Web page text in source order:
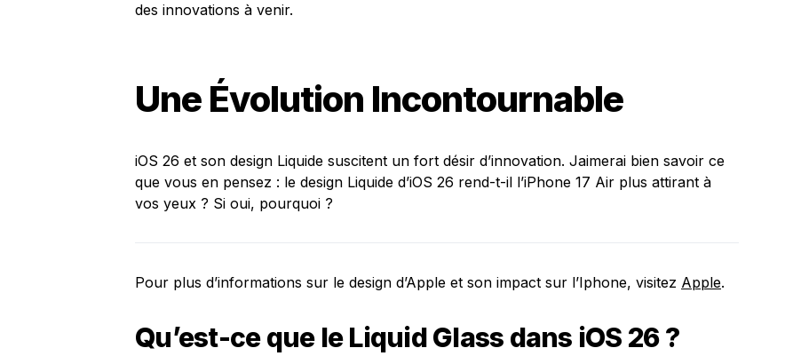
des innovations à venir.
Une Évolution Incontournable
iOS 26 et son design Liquide suscitent un fort désir d’innovation. Jaimerai bien savoir ce
que vous en pensez : le design Liquide d’iOS 26 rend-t-il l’iPhone 17 Air plus attirant à
vos yeux ? Si oui, pourquoi ?
Pour plus d’informations sur le design d’Apple et son impact sur l’Iphone, visitez Apple.
Qu’est-ce que le Liquid Glass dans iOS 26 ?